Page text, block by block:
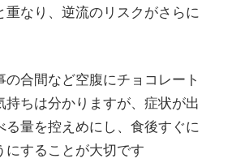
重なり、逆流のリスクがさらに
合間など空腹にチョコレート
持ちは分かりますが、症状が出
る量を控えめにし、食後すぐに
することが大切です